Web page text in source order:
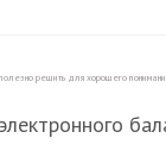
решить для хорошего